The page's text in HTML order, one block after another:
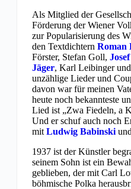
Als Mitglied der
Förderung der Wiener
zur Popularisierung des
den Textdichtern Roman
Förster, Stefan Goll,
Jäger, Karl Leibinger und
unzählige Lieder und
davon war für meinen
heute noch bekannteste
Lied ist „Zwa Fiedeln, a
Und er schuf auch noch
mit Ludwig Babinski
1937 ist der Künstler
seinem Sohn ist ein
geblieben, der mit Carl
böhmische Polka